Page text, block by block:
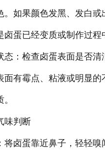
。如果颜色发黑、发白或
卤蛋已经变质或制作过程
：检查卤蛋表面是否清
面有霉点、粘液或明显的
判断
卤蛋靠近鼻子，轻轻嗅